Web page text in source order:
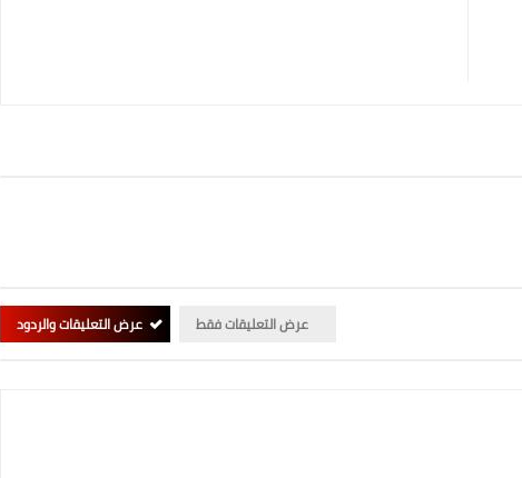
عرض التعليقات فقط عرض التعليقات والردود